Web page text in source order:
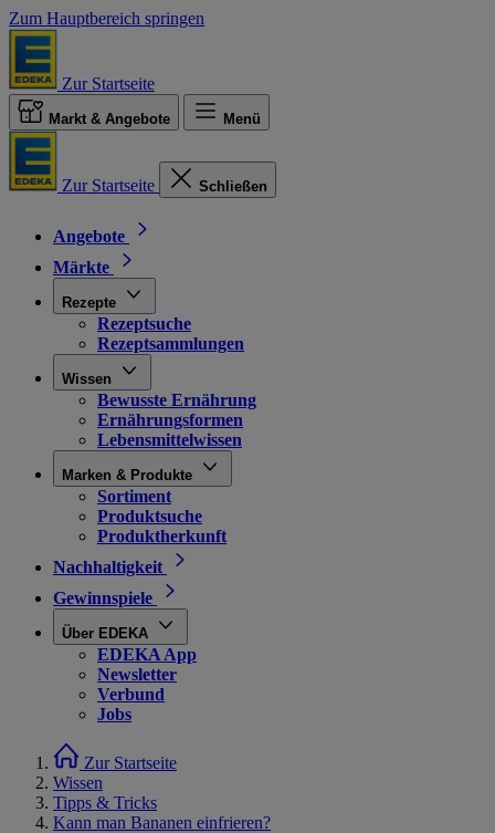
Zum Hauptbereich springen
Zur Startseite
Markt & Angebote Menü
Zur Startseite Schließen
Angebote
Märkte
Rezepte
Rezeptsuche
Rezeptsammlungen
Wissen
Bewusste Ernährung
Ernährungsformen
Lebensmittelwissen
Marken & Produkte
Sortiment
Produktsuche
Produktherkunft
Nachhaltigkeit
Gewinnspiele
Über EDEKA
EDEKA App
Newsletter
Verbund
Jobs
Zur Startseite
Wissen
Tipps & Tricks
Kann man Bananen einfrieren?